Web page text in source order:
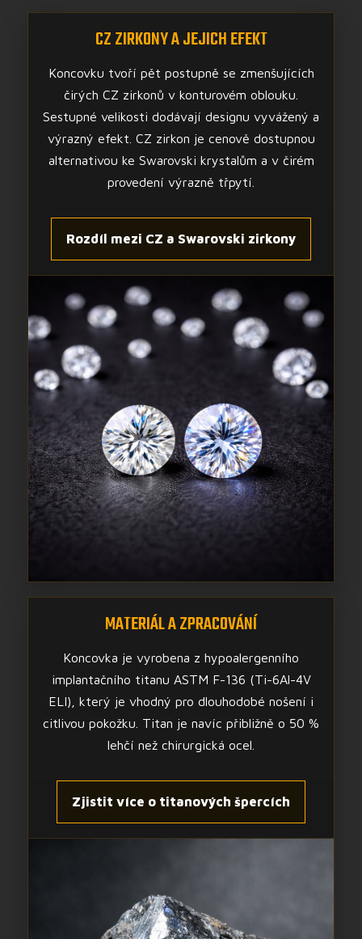
CZ ZIRKONY A JEJICH EFEKT
Koncovku tvoří pět postupně se zmenšujících
čirých CZ zirkonů v konturovém oblouku.
Sestupné velikosti dodávají designu vyvážený a
výrazný efekt. CZ zirkon je cenově dostupnou
alternativou ke Swarovski krystalům a v čirém
provedení výrazně třpytí.
Rozdíl mezi CZ a Swarovski zirkony
MATERIÁL A ZPRACOVÁNÍ
Koncovka je vyrobena z hypoalergenního
implantačního titanu ASTM F-136 (Ti-6Al-4V
ELI), který je vhodný pro dlouhodobé nošení i
citlivou pokožku. Titan je navíc přibližně o 50 %
lehčí než chirurgická ocel.
Zjistit více o titanových špercích